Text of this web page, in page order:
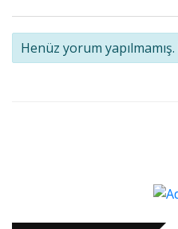
Henüz yorum yapılmamış.